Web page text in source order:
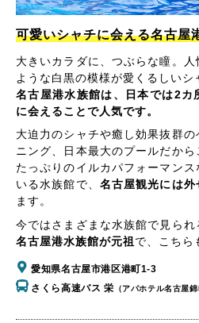
可愛いシャチに会える名古屋
大きいカラダに、つぶらな瞳。
ような白黒の模様が愛くるしいシ
名古屋港水族館は、日本では2カ
に会えることで人気です。
大迫力のシャチや癒し効果抜群
ニング、日本最大のプールだか
たっぷりのイルカパフォーマン
いる水族館で、 名古屋観光には外
ます。
今ではさまざまな水族館で見られ
名古屋港水族館が元祖 で、こちら
愛知県名古屋市港区港町1-3
さくら高速バス 栄 （アパホテル名古屋